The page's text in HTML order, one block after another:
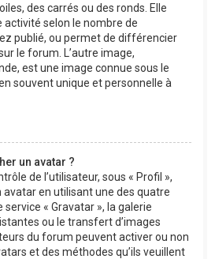
des carrés ou des ronds. Elle
activité selon le nombre de
publié, ou permet de différencier
le forum. L’autre image,
est une image connue sous le
souvent unique et personnelle à
un avatar ?
de l’utilisateur, sous « Profil »,
en utilisant une des quatre
« Gravatar », la galerie
ou le transfert d’images
du forum peuvent activer ou non
et des méthodes qu’ils veuillent